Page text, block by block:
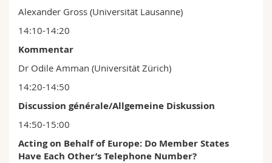
Alexander Gross (Universität Lausanne)
14:10-14:20
Kommentar
Dr Odile Amman (Universität Zürich)
14:20-14:50
Discussion générale/Allgemeine Diskussion
14:50-15:00
Acting on Behalf of Europe: Do Member States
Have Each Other’s Telephone Number?